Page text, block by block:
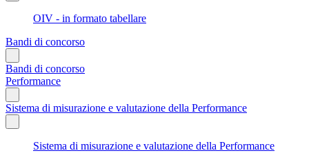
OIV - in formato tabellare
Bandi di concorso
Bandi di concorso
Performance
Sistema di misurazione e valutazione della Performance
Sistema di misurazione e valutazione della Performance